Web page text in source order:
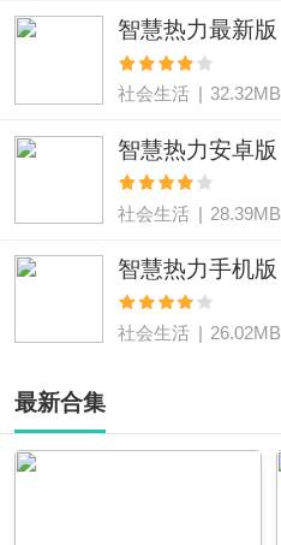
智慧热力最新版
社会生活 | 32.32MB
智慧热力安卓版
社会生活 | 28.39MB
智慧热力手机版
社会生活 | 26.02MB
最新合集